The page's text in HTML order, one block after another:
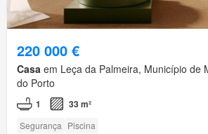
220 000 €
Casa em Leça da Palmeira, Município de
do Porto
1 33 m²
Segurança Piscina